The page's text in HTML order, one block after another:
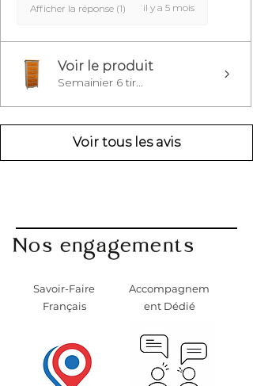
Afficher la réponse (1) il y a 5 mois
Voir le produit
Semainier 6 tir...
Voir tous les avis
Nos engagements
Savoir-Faire
Français
Accompagnem
ent Dédié